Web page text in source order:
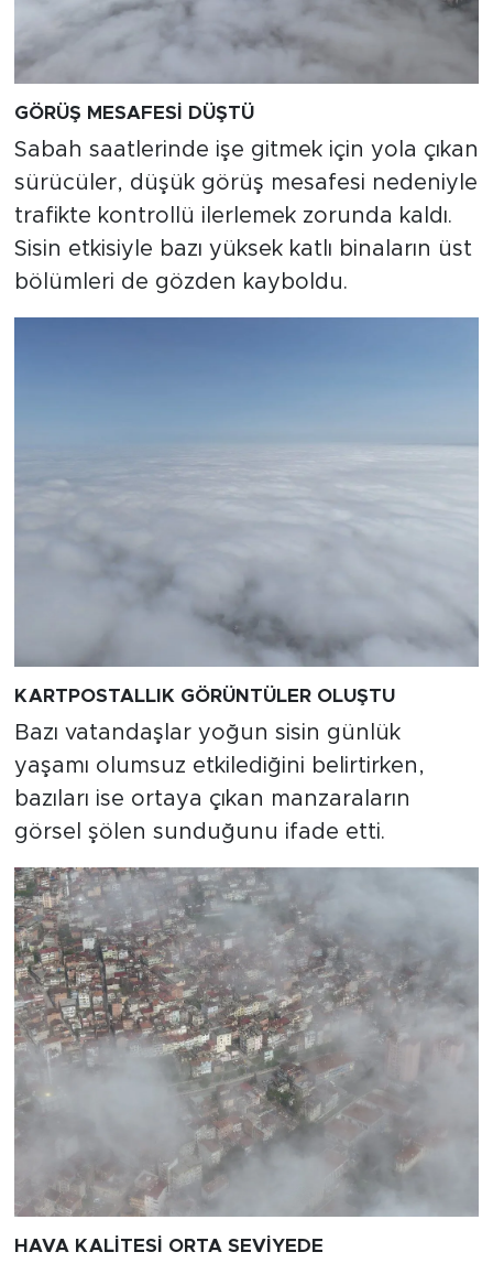
GÖRÜŞ MESAFESİ DÜŞTÜ
Sabah saatlerinde işe gitmek için yola çıkan
sürücüler, düşük görüş mesafesi nedeniyle
trafikte kontrollü ilerlemek zorunda kaldı.
Sisin etkisiyle bazı yüksek katlı binaların üst
bölümleri de gözden kayboldu.
KARTPOSTALLIK GÖRÜNTÜLER OLUŞTU
Bazı vatandaşlar yoğun sisin günlük
yaşamı olumsuz etkilediğini belirtirken,
bazıları ise ortaya çıkan manzaraların
görsel şölen sunduğunu ifade etti.
HAVA KALİTESİ ORTA SEVİYEDE